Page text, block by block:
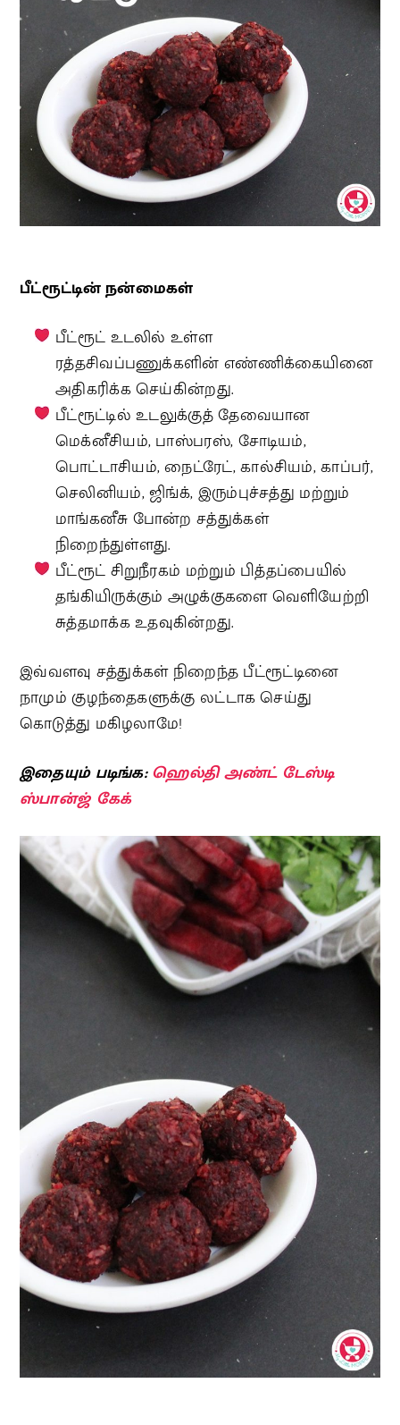
பீட்ரூட்டின் நன்மைகள்
பீட்ரூட் உடலில் உள்ள
ரத்தசிவப்பணுக்களின் எண்ணிக்கையினை
அதிகரிக்க செய்கின்றது.
பீட்ரூட்டில் உடலுக்குத் தேவையான
மெக்னீசியம், பாஸ்பரஸ், சோடியம்,
பொட்டாசியம், நைட்ரேட், கால்சியம், காப்பர்,
செலினியம், ஜிங்க், இரும்புச்சத்து மற்றும்
மாங்கனீசு போன்ற சத்துக்கள்
நிறைந்துள்ளது.
பீட்ரூட் சிறுநீரகம் மற்றும் பித்தப்பையில்
தங்கியிருக்கும் அழுக்குகளை வெளியேற்றி
சுத்தமாக்க உதவுகின்றது.
இவ்வளவு சத்துக்கள் நிறைந்த பீட்ரூட்டினை
நாமும் குழந்தைகளுக்கு லட்டாக செய்து
கொடுத்து மகிழலாமே!
இதையும் படிங்க:ஹெல்தி அண்ட் டேஸ்டி
ஸ்பான்ஜ் கேக்